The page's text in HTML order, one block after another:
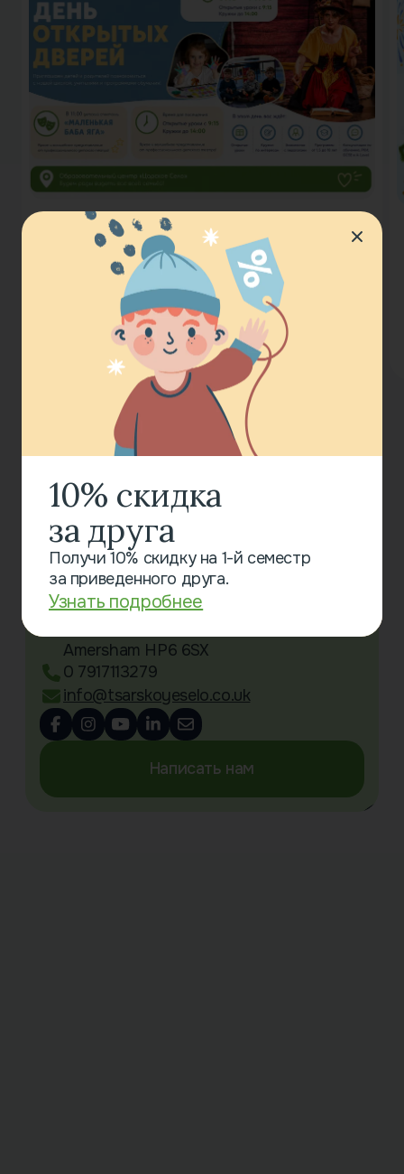
Все новости
День открытых дверей 12 июля
с 9:00 до 14:00
19 июня 2026
Вход свободный, 12 июля с 9:00 до 14:00 вы
сможете познакомиться с нашей школой,
посетить открытые уроки и кружки,
пообщаться с учителями и узнать больше о
наших программах для детей от 1,5 до…
Читать подробнее
Связаться с нами
Little Chalfont Primary School
Oakington Avenue
Amersham HP6 6SX
0 7917113279
info@tsarskoyeselo.co.uk
Написать нам
10% скидка
за друга
Получи 10% скидку на 1-й семестр
за приведенного друга.
Узнать подробнее